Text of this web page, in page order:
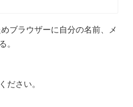
ブラウザーに自分の名前、メ
。
ださい。